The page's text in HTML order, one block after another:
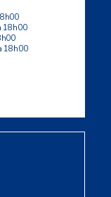
18h00
18h00